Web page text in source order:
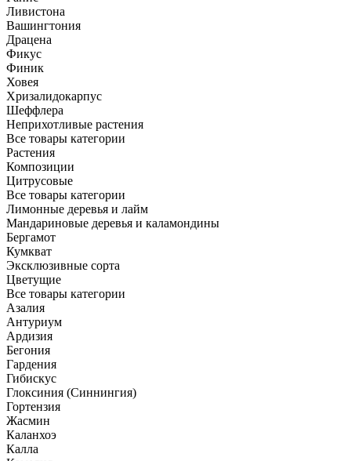
Ливистона
Вашингтония
Драцена
Фикус
Финик
Ховея
Хризалидокарпус
Шеффлера
Неприхотливые растения
Все товары категории
Растения
Композиции
Цитрусовые
Все товары категории
Лимонные деревья и лайм
Мандариновые деревья и каламондины
Бергамот
Кумкват
Эксклюзивные сорта
Цветущие
Все товары категории
Азалия
Антуриум
Ардизия
Бегония
Гардения
Гибискус
Глоксиния (Синнингия)
Гортензия
Жасмин
Каланхоэ
Калла